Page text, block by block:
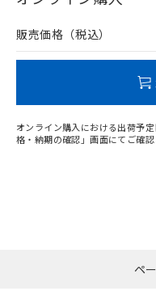
問い合わせください。
販売価格（税込）
オンライン購入における出荷予
格・納期の確認」画面にてご確認
ペ